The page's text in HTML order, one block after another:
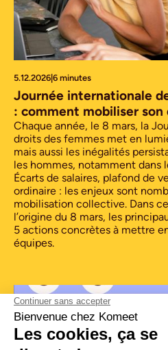
5.12.2026 6 minutes
Journée internationale
: comment mobiliser son
Chaque année, le 8 mars, la
droits des femmes met en
mais aussi les inégalités
les hommes, notamment dans
Écarts de salaires, plafond de
ordinaire : les enjeux sont
mobilisation collective. Dans
l’origine du 8 mars, les
5 actions concrètes à mettre
équipes.